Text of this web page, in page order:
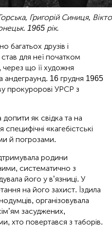
Григорій Синиця,
1965 рік.
багатьох друзів і
для неї початком
через що її художня
андеграунд. 16 грудня 1965
прокуророві УРСР з
як свідка та на
«кагебістські
й погрозами.
родини
систематично з
його у в’язниці. У
на його захист. Їздила
організовувала
засуджених,
хто повертався з таборів.